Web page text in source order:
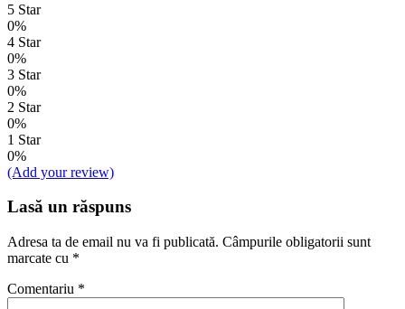
5 Star
0%
4 Star
0%
3 Star
0%
2 Star
0%
1 Star
0%
(Add your review)
Lasă un răspuns
Adresa ta de email nu va fi publicată. Câmpurile obligatorii sunt
marcate cu *
Comentariu *